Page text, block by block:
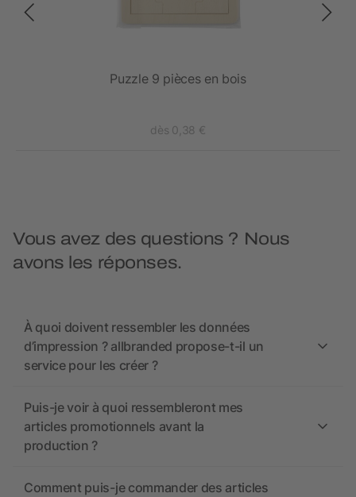
Puzzle 9 pièces en bois
dès 0,38 €
Vous avez des questions ? Nous
avons les réponses.
À quoi doivent ressembler les données
d’impression ? allbranded propose-t-il un
service pour les créer ?
Puis-je voir à quoi ressembleront mes
articles promotionnels avant la
production ?
Comment puis-je commander des articles